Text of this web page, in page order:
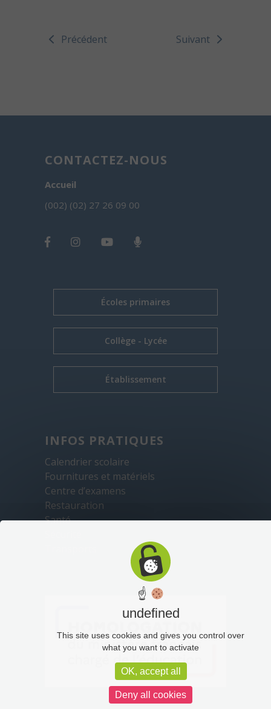
Précédent Suivant
CONTACTEZ-NOUS
Accueil
(002) (02) 27 26 09 00
Écoles primaires
Collège - Lycée
Établissement
INFOS PRATIQUES
Calendrier scolaire
Fournitures et matériels
Centre d’examens
Restauration
Santé
☝
undefined
This site uses cookies and gives you control over
what you want to activate
OK, accept all
Deny all cookies